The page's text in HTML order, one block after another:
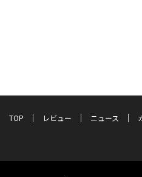
TOP レビュー ニュース